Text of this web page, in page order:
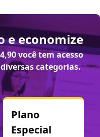
e economize
você tem acesso
categorias.
Plano
Especial